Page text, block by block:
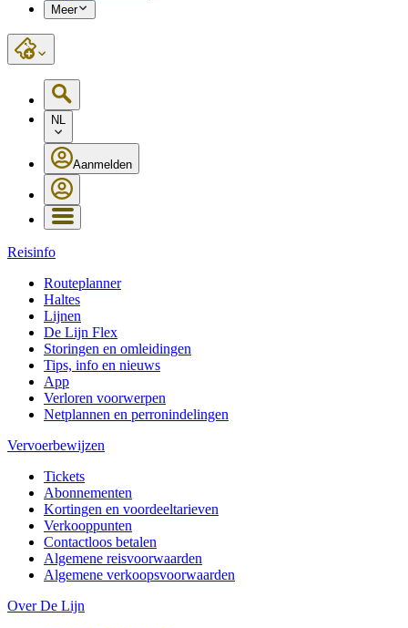
Meer
NL
Aanmelden
Reisinfo
Routeplanner
Haltes
Lijnen
De Lijn Flex
Storingen en omleidingen
Tips, info en nieuws
App
Verloren voorwerpen
Netplannen en perronindelingen
Vervoerbewijzen
Tickets
Abonnementen
Kortingen en voordeeltarieven
Verkooppunten
Contactloos betalen
Algemene reisvoorwaarden
Algemene verkoopsvoorwaarden
Over De Lijn